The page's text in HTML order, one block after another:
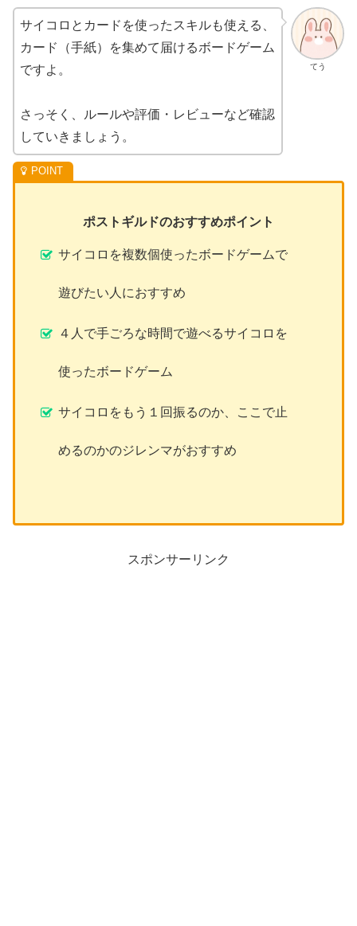
てう
サイコロとカードを使ったスキルも使える、
カード（手紙）を集めて届けるボードゲーム
ですよ。
さっそく、ルールや評価・レビューなど確認
していきましょう。
ポストギルドのおすすめポイント
サイコロを複数個使ったボードゲームで
遊びたい人におすすめ
４人で手ごろな時間で遊べるサイコロを
使ったボードゲーム
サイコロをもう１回振るのか、ここで止
めるのかのジレンマがおすすめ
スポンサーリンク